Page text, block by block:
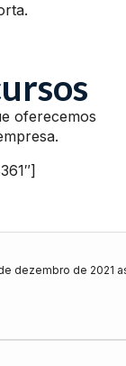
oferecemos
dezembro de 2021